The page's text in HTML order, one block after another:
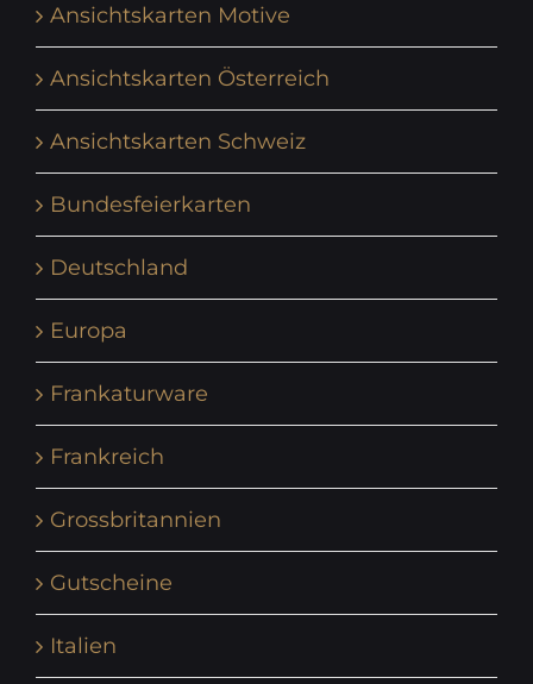
Ansichtskarten Motive
Ansichtskarten Österreich
Ansichtskarten Schweiz
Bundesfeierkarten
Deutschland
Europa
Frankaturware
Frankreich
Grossbritannien
Gutscheine
Italien